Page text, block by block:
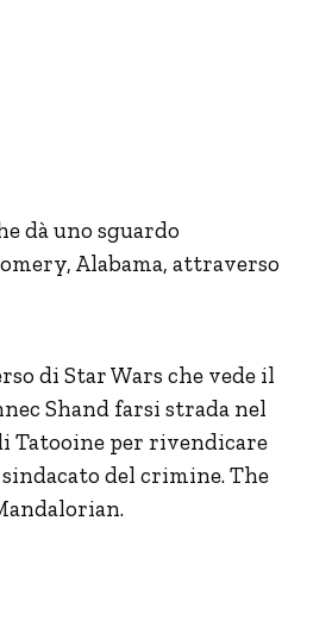
dà uno sguardo
Alabama, attraverso
di Star Wars che vede il
Shand farsi strada nel
Tatooine per rivendicare
del crimine. The